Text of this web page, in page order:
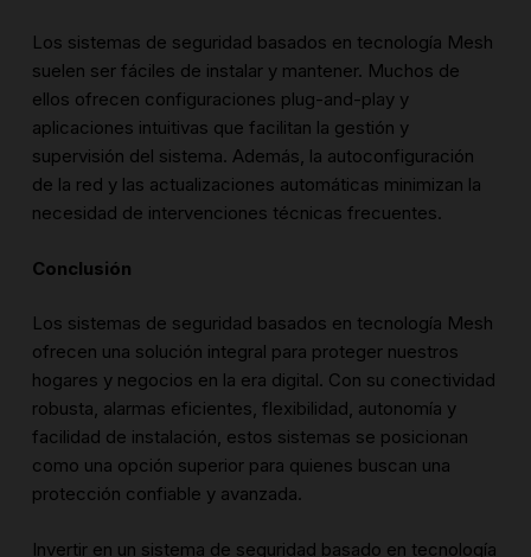
Los sistemas de seguridad basados en tecnología Mesh
suelen ser fáciles de instalar y mantener. Muchos de
ellos ofrecen configuraciones plug-and-play y
aplicaciones intuitivas que facilitan la gestión y
supervisión del sistema. Además, la autoconfiguración
de la red y las actualizaciones automáticas minimizan la
necesidad de intervenciones técnicas frecuentes.
Conclusión
Los sistemas de seguridad basados en tecnología Mesh
ofrecen una solución integral para proteger nuestros
hogares y negocios en la era digital. Con su conectividad
robusta, alarmas eficientes, flexibilidad, autonomía y
facilidad de instalación, estos sistemas se posicionan
como una opción superior para quienes buscan una
protección confiable y avanzada.
Invertir en un sistema de seguridad basado en tecnología